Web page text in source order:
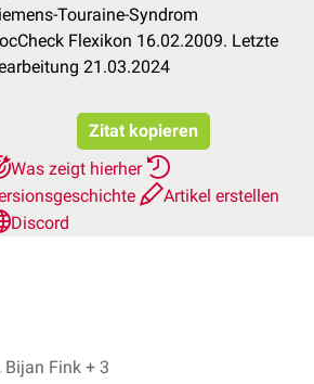
Touraine-Syndrom
Flexikon 16.02.2009. Letzte
21.03.2024
Zitat kopieren
Was zeigt hierher
Artikel erstellen
Discord
Dr. No, Bijan Fink + 3